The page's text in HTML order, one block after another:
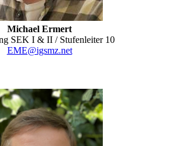
Michael Ermert
SEK I & II / Stufenleiter 10
EME@igsmz.net